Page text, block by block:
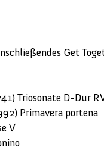
Get
Triosonate D-Dur
Primavera portena
V